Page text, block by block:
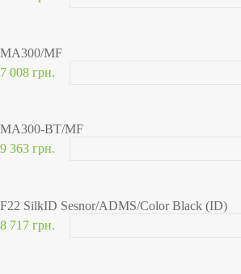
MA300/MF
7 008 грн.
MA300-BT/MF
9 363 грн.
F22 SilkID Sesnor/ADMS/Color Black (ID)
8 717 грн.